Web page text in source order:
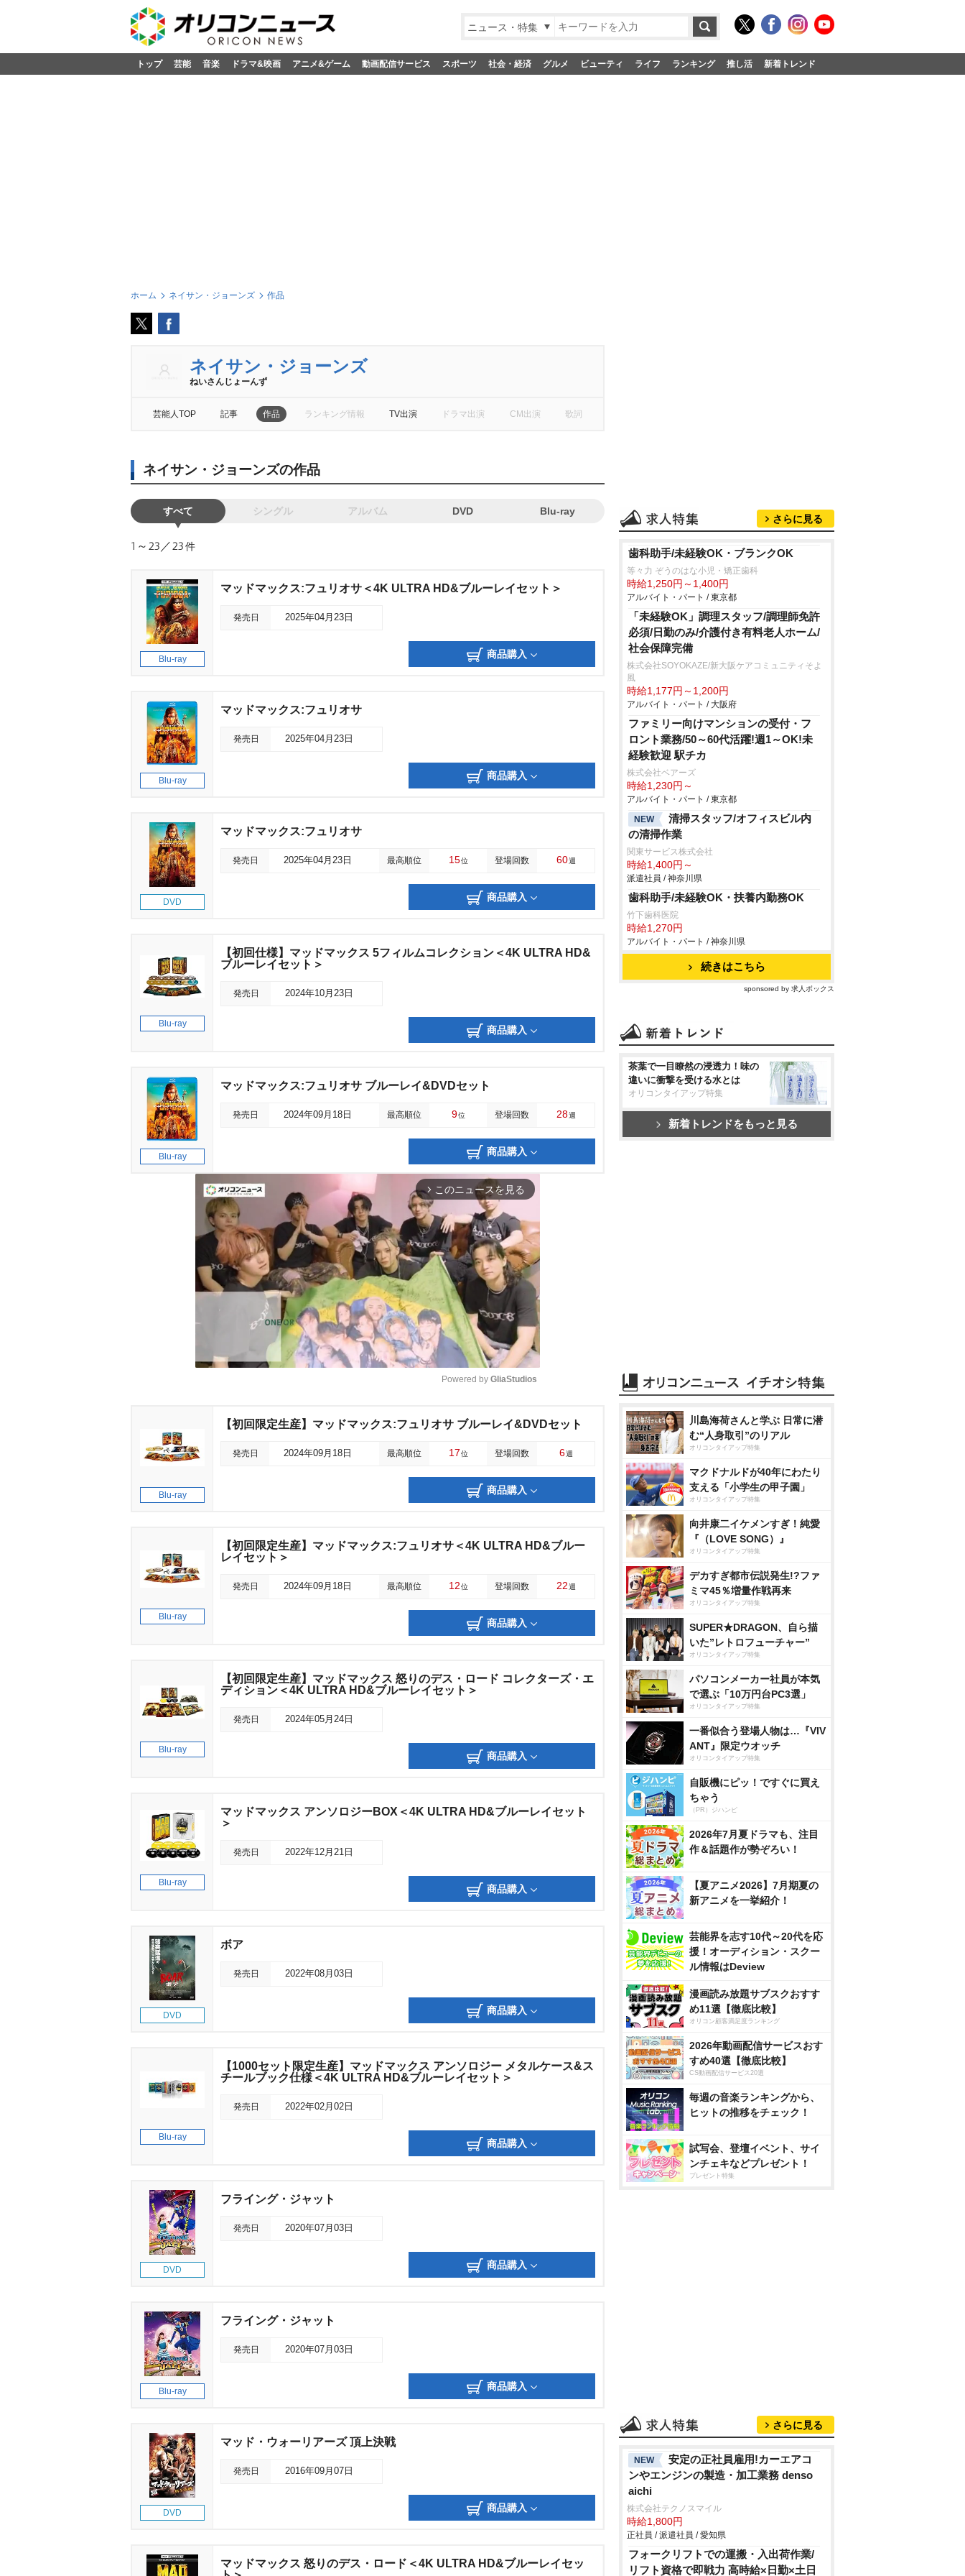
ニュース・特集
トップ 芸能 音楽 ドラマ&映画 アニメ&ゲーム 動画配信サービス スポーツ 社会・経済 グルメ ビューティ ライフ ランキング 推し活 新着トレンド
ホーム ネイサン・ジョーンズ 作品
ネイサン・ジョーンズ
ねいさんじょーんず
芸能人TOP 記事 作品 ランキング情報 TV出演 ドラマ出演 CM出演 歌詞
ネイサン・ジョーンズの作品
すべて シングル アルバム DVD Blu-ray
1～23／23件
Blu-ray
マッドマックス:フュリオサ＜4K ULTRA HD&ブルーレイセット＞
発売日 2025年04月23日
商品購入
Blu-ray
マッドマックス:フュリオサ
発売日 2025年04月23日
商品購入
DVD
マッドマックス:フュリオサ
発売日 2025年04月23日 最高順位 15位 登場回数 60週
商品購入
Blu-ray
【初回仕様】マッドマックス 5フィルムコレクション＜4K ULTRA HD&
ブルーレイセット＞
発売日 2024年10月23日
商品購入
Blu-ray
マッドマックス:フュリオサ ブルーレイ&DVDセット
発売日 2024年09月18日 最高順位 9位 登場回数 28週
商品購入
arrow_forward_ios このニュースを見る
M
e
Powered by GliaStudios
Blu-ray
【初回限定生産】マッドマックス:フュリオサ ブルーレイ&DVDセット
発売日 2024年09月18日 最高順位 17位 登場回数 6週
商品購入
Blu-ray
【初回限定生産】マッドマックス:フュリオサ＜4K ULTRA HD&ブルー
レイセット＞
発売日 2024年09月18日 最高順位 12位 登場回数 22週
商品購入
Blu-ray
【初回限定生産】マッドマックス 怒りのデス・ロード コレクターズ・エ
ディション＜4K ULTRA HD&ブルーレイセット＞
発売日 2024年05月24日
商品購入
Blu-ray
マッドマックス アンソロジーBOX＜4K ULTRA HD&ブルーレイセット
＞
発売日 2022年12月21日
商品購入
DVD
ボア
発売日 2022年08月03日
商品購入
Blu-ray
【1000セット限定生産】マッドマックス アンソロジー メタルケース&ス
チールブック仕様＜4K ULTRA HD&ブルーレイセット＞
発売日 2022年02月02日
商品購入
DVD
フライング・ジャット
発売日 2020年07月03日
商品購入
Blu-ray
フライング・ジャット
発売日 2020年07月03日
商品購入
DVD
マッド・ウォーリアーズ 頂上決戦
発売日 2016年09月07日
商品購入
マッドマックス 怒りのデス・ロード＜4K ULTRA HD&ブルーレイセッ
さらに見る
歯科助手/未経験OK・ブランクOK
等々力 ぞうのはな小児・矯正歯科
時給1,250円～1,400円
アルバイト・パート / 東京都
「未経験OK」調理スタッフ/調理師免許
必須/日勤のみ/介護付き有料老人ホーム/
社会保障完備
株式会社SOYOKAZE/新大阪ケアコミュニティそよ
風
時給1,177円～1,200円
アルバイト・パート / 大阪府
ファミリー向けマンションの受付・フ
ロント業務/50～60代活躍!週1～OK!未
経験歓迎 駅チカ
株式会社ベアーズ
時給1,230円～
アルバイト・パート / 東京都
NEW
清掃スタッフ/オフィスビル内
の清掃作業
関東サービス株式会社
時給1,400円～
派遣社員 / 神奈川県
歯科助手/未経験OK・扶養内勤務OK
竹下歯科医院
時給1,270円
アルバイト・パート / 神奈川県
続きはこちら
sponsored by 求人ボックス
茶葉で一目瞭然の浸透力！味の
違いに衝撃を受ける水とは
オリコンタイアップ特集
新着トレンドをもっと見る
川島海荷さんと学ぶ 日常に潜
む“人身取引”のリアル
オリコンタイアップ特集
マクドナルドが40年にわたり
支える「小学生の甲子園」
オリコンタイアップ特集
向井康二イケメンすぎ！純愛
『（LOVE SONG）』
オリコンタイアップ特集
デカすぎ都市伝説発生!?ファ
ミマ45％増量作戦再来
オリコンタイアップ特集
SUPER★DRAGON、自ら描
いた”レトロフューチャー”
オリコンタイアップ特集
パソコンメーカー社員が本気
で選ぶ「10万円台PC3選」
オリコンタイアップ特集
一番似合う登場人物は…『VIV
ANT』限定ウオッチ
オリコンタイアップ特集
自販機にピッ！ですぐに買え
ちゃう
（PR）ジハンピ
2026年7月夏ドラマも、注目
作＆話題作が勢ぞろい！
【夏アニメ2026】7月期夏の
新アニメを一挙紹介！
芸能界を志す10代～20代を応
援！オーディション・スクー
ル情報はDeview
漫画読み放題サブスクおすす
め11選【徹底比較】
オリコン顧客満足度ランキング
2026年動画配信サービスおす
すめ40選【徹底比較】
CS動画配信サービス20選
毎週の音楽ランキングから、
ヒットの推移をチェック！
試写会、登壇イベント、サイ
ンチェキなどプレゼント！
プレゼント特集
さらに見る
NEW
安定の正社員雇用!カーエアコ
ンやエンジンの製造・加工業務 denso
aichi
株式会社テクノスマイル
時給1,800円
正社員 / 派遣社員 / 愛知県
フォークリフトでの運搬・入出荷作業/
リフト資格で即戦力 高時給×日勤×土日